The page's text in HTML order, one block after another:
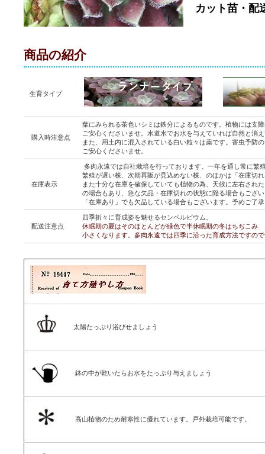
カット苗・配
商品の紹介
生育タイプ
購入時注意点
葉にみられる茶色いシミは鉄分によるものです。植物には支
ご安心くださいませ。水道水でお水を与えていれば自然と消
また、用土内に混入されている白い粒々は薬です。害虫予防
ご安心くださいませ。
在庫表示
多肉永遠では自社栽培を行っております。一年を通し常に繁
繁殖が遅い株、次期再販が見込めない株、のほかは「在庫切
また十分な在庫を確保していても植物の為、天候に左右され
の場合もあり、急な欠品・在庫切れの状態に陥る場合もござ
「在庫あり」でも欠品している場合もございます。予めご了
配送注意点
四季折々に育成姿を魅せるセンペルビウム。
休眠期の夏はそのほとんどが緑色で半休眠期の冬はちぢこみ
小さくなります。多肉永遠では四季に沿った育成方法ですの
太陽たっぷり浴びせましょう
鉢の中が乾いたらお水をたっぷり与えましょう
高山植物のため耐寒性に優れています。戸外栽培可能です。